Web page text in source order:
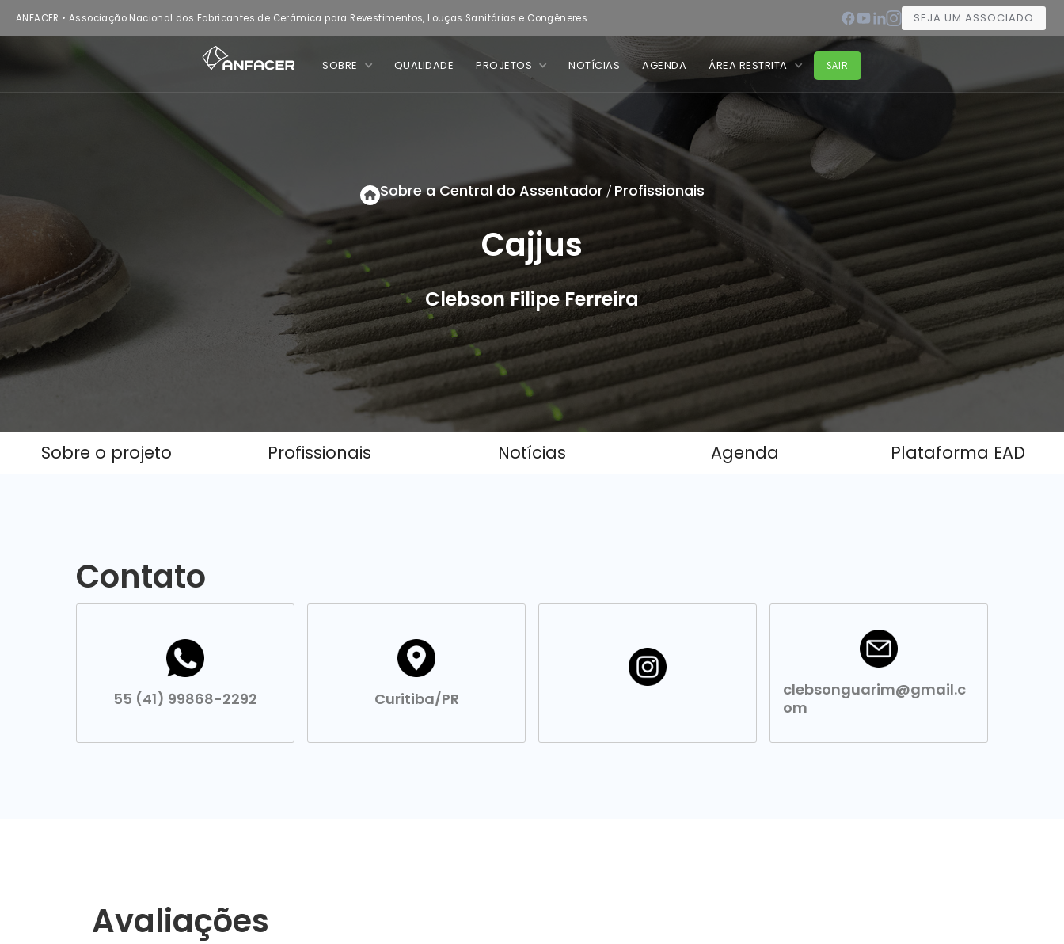
ANFACER • Associação Nacional dos Fabricantes de Cerâmica para Revestimentos, Louças Sanitárias e Congêneres SEJA UM ASSOCIADO
SOBRE QUALIDADE PROJETOS NOTÍCIAS AGENDA ÁREA RESTRITA SAIR
Sobre a Central do Assentador / Profissionais
Cajjus
Clebson Filipe Ferreira
Sobre o projeto Profissionais Notícias Agenda Plataforma EAD
Contato
55 (41) 99868-2292 Curitiba/PR
clebsonguarim@gmail.c
om
Avaliações